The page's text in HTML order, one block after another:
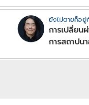
ยังไม่ตายก็อยู่
การเปลี่ยน
การสถาปน